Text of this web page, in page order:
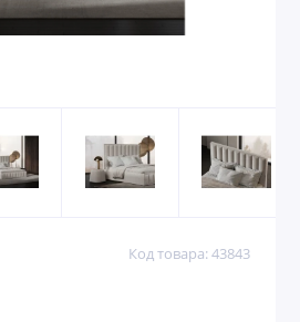
Код товара: 43843